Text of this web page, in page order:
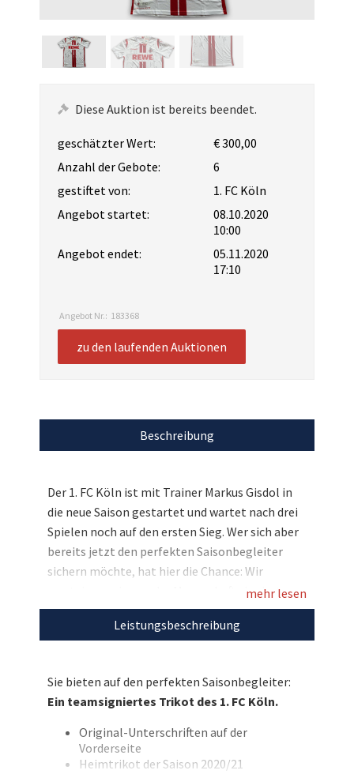
Diese Auktion ist bereits beendet.
geschätzter Wert:
€ 300,00
Anzahl der Gebote:
6
gestiftet von:
1. FC Köln
Angebot startet:
08.10.2020
10:00
Angebot endet:
05.11.2020
17:10
Angebot Nr.: 183368
zu den laufenden Auktionen
Beschreibung
Der 1. FC Köln ist mit Trainer Markus Gisdol in
die neue Saison gestartet und wartet nach drei
Spielen noch auf den ersten Sieg. Wer sich aber
bereits jetzt den perfekten Saisonbegleiter
sichern möchte, hat hier die Chance: Wir
versteigern ein von der Mannschaft signiertes
Heimtrikot. Ein tolles Sammlerstück für den
guten Zweck – bieten Sie mit!
einzigartige Auktionenfür den guten Zweck!
mehr lesen
Leistungsbeschreibung
Sie bieten auf den perfekten Saisonbegleiter:
Ein teamsigniertes Trikot des 1. FC Köln.
Original-Unterschriften auf der
Vorderseite
Heimtrikot der Saison 2020/21